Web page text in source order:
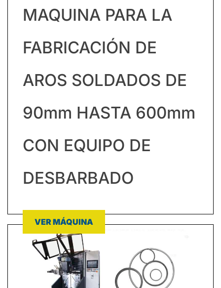
MAQUINA PARA LA
FABRICACIÓN DE
AROS SOLDADOS DE
90mm HASTA 600mm
CON EQUIPO DE
DESBARBADO
VER MÁQUINA